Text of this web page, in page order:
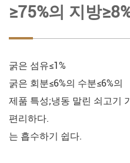
≥75%의 지방
굵은 섬유≤1%
굵은 회분≤6%의 수분≤6%의
제품 특성;냉동 말린 쇠고기
편리하다.
는 흡수하기 쉽다.